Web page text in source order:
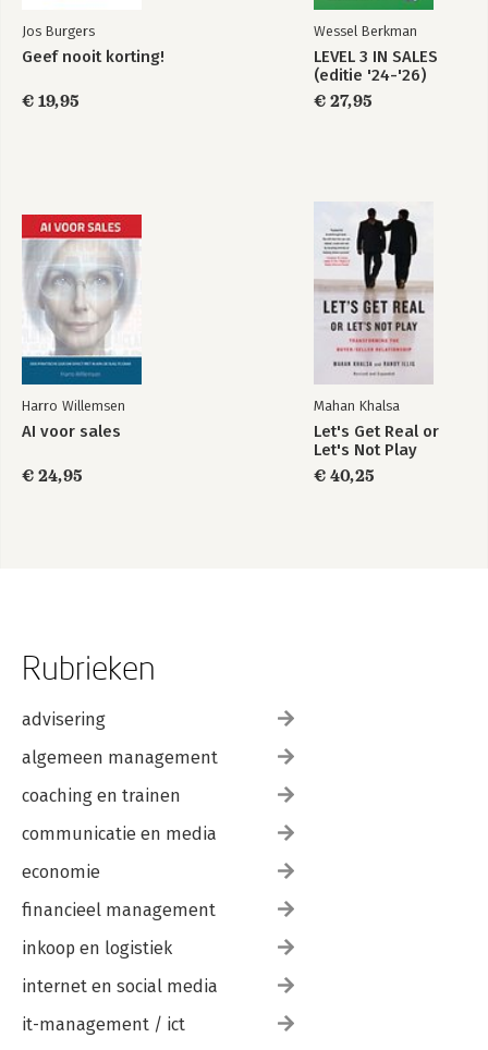
Jos Burgers
Geef nooit korting!
€ 19,95
Wessel Berkman
LEVEL 3 IN SALES
(editie '24-'26)
€ 27,95
Harro Willemsen
AI voor sales
€ 24,95
Mahan Khalsa
Let's Get Real or
Let's Not Play
€ 40,25
Rubrieken
advisering
algemeen management
coaching en trainen
communicatie en media
economie
financieel management
inkoop en logistiek
internet en social media
it-management / ict